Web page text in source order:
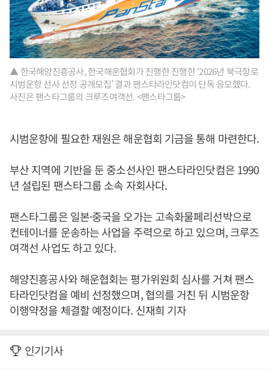
▲ 한국해양진흥공사, 한국해운협회가 진행한 진행한 ‘2026년 북극항로
시범운항 선사 선정 공개모집’ 결과 팬스타라인닷컴이 단독 응모했다.
사진은 팬스타그룹의 크루즈여객선. <팬스타그룹>
시범운항에 필요한 재원은 해운협회 기금을 통해 마련한다.
부산 지역에 기반을 둔 중소선사인 팬스타라인닷컴은 1990
년 설립된 팬스타그룹 소속 자회사다.
팬스타그룹은 일본·중국을 오가는 고속화물페리선박으로
컨테이너를 운송하는 사업을 주력으로 하고 있으며, 크루즈
여객선 사업도 하고 있다.
해양진흥공사와 해운협회는 평가위원회 심사를 거쳐 팬스
타라인닷컴을 예비 선정했으며, 협의를 거친 뒤 시범운항
이행약정을 체결할 예정이다. 신재희 기자
인기기사